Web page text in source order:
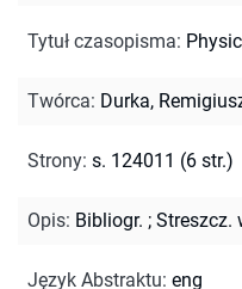
Tytuł czasopisma:
Twórca: Durka,
Strony: s. 124011 (6 str.)
Opis: Bibliogr. ; Streszcz.
Język Abstraktu: eng